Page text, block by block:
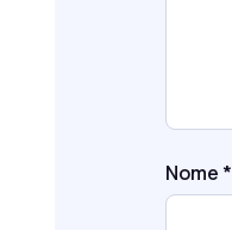
Nome *